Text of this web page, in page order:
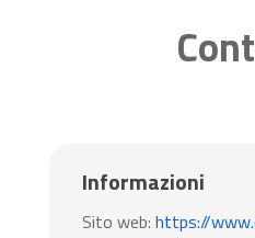
Informazioni
Sito web: https://